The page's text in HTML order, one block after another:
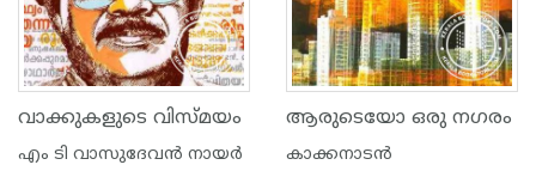
വാക്കുകളുടെ വിസ്മയം
എം ടി വാസുദേവന്‍ നായര്‍
ആരുടെയോ ഒരു നഗരം
കാക്കനാടന്‍